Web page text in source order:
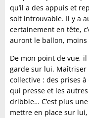
qu’il a des appuis et
soit introuvable. Il y a
certainement en tête,
auront le ballon, moins
De mon point de vue,
garde sur lui.
collective : des prises
qui presse et les
dribble… C’est plus
mettre en place sur lui,